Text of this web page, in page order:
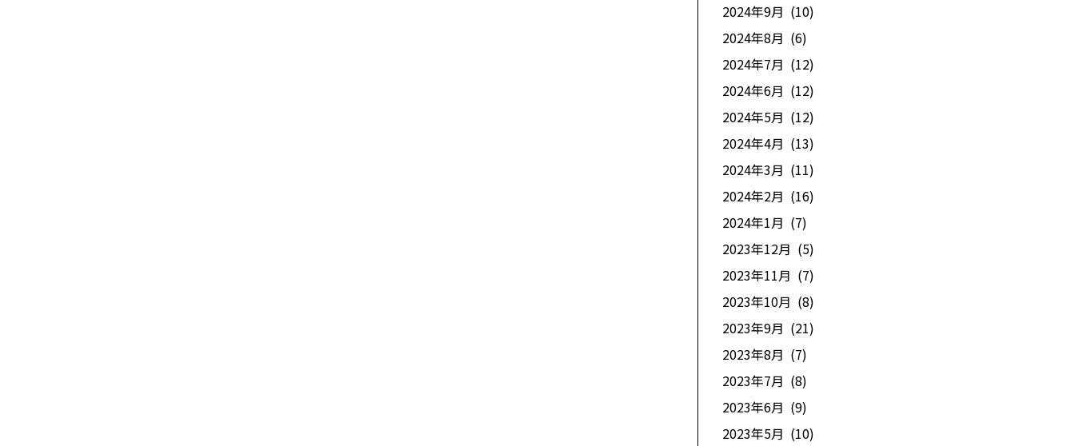
2024年9月 (10)
2024年8月 (6)
2024年7月 (12)
2024年6月 (12)
2024年5月 (12)
2024年4月 (13)
2024年3月 (11)
2024年2月 (16)
2024年1月 (7)
2023年12月 (5)
2023年11月 (7)
2023年10月 (8)
2023年9月 (21)
2023年8月 (7)
2023年7月 (8)
2023年6月 (9)
2023年5月 (10)